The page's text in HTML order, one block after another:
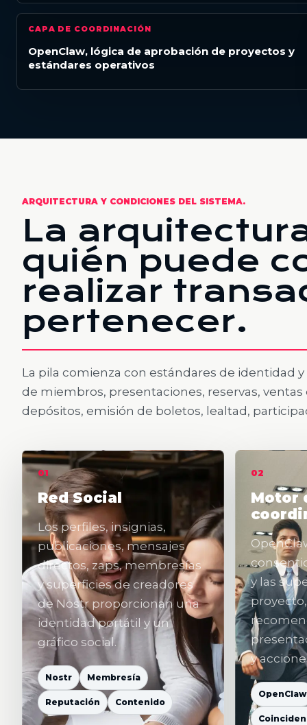
CAPA DE COORDINACIÓN
OpenClaw, lógica de aprobación de proyectos y
estándares operativos
ARQUITECTURA Y CONDICIONES DEL SISTEMA.
La
quién puede
realizar
pertenecer.
La pila comienza con estándares de identidad
de miembros, presentaciones, reservas,
depósitos, emisión de boletos, lealtad,
01
Red Social
Los perfiles, insignias,
publicaciones, mensajes
directos, zaps, membresías
y superficies de creadores
de Nostr proporcionan una
identidad portátil y un
gráfico social.
Nostr Membresía
Reputación Contenido
02
Motor
y las
y
OpenClaw